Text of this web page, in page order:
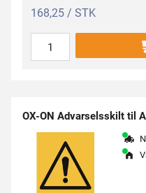
168,25 / STK
OX-ON Advarselsskilt til